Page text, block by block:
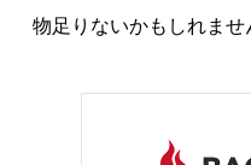
物足りないかもしれませ